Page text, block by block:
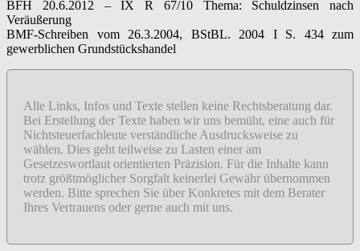
BFH 20.6.2012 – IX R 67/10 Thema: Schuldzinsen nach
Veräußerung
BMF-Schreiben vom 26.3.2004, BStBL. 2004 I S. 434 zum
gewerblichen Grundstückshandel
Alle Links, Infos und Texte stellen keine Rechtsberatung dar.
Bei Erstellung der Texte haben wir uns bemüht, eine auch für
Nichtsteuerfachleute verständliche Ausdrucksweise zu
wählen. Dies geht teilweise zu Lasten einer am
Gesetzeswortlaut orientierten Präzision. Für die Inhalte kann
trotz größtmöglicher Sorgfalt keinerlei Gewähr übernommen
werden. Bitte sprechen Sie über Konkretes mit dem Berater
Ihres Vertrauens oder gerne auch mit uns.